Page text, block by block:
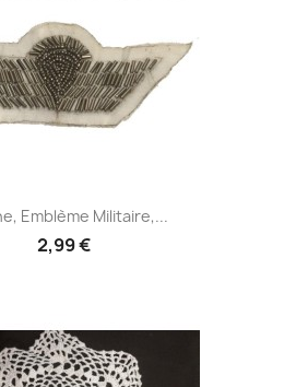
Emblème Militaire,...
2,99 €